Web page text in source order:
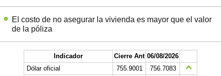
El costo de no asegurar la vivienda es mayor que el valor
de la póliza
Indicador Cierre Ant 06/08/2026
Dólar oficial
755.9001
756.7083